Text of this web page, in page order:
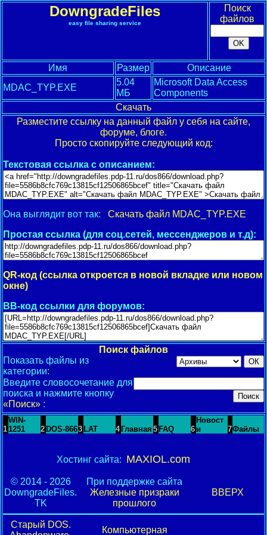
DowngradeFiles
easy file sharing service
Поиск
файлов
Имя Размер
Описание
MDAC_TYP.EXE
5.04
МБ
Microsoft Data Access
Components
Скачать
Разместите ссылку на данный файл у себя на сайте,
форуме, блоге.
Просто скопируйте следующий код:
Текстовая ссылка с описанием:
Она выглядит вот так: Скачать файл MDAC_TYP.EXE
Простая ссылка (для соц.сетей, мессенджеров и т.д):
QR-код (ссылка откроется в новой вкладке или новом
окне)
BB-код ссылки для форумов:
Поиск файлов
Показать файлы из
категории:
Введите словосочетание для
поиска и нажмите кнопку
«Поиск» :
1
WIN-
1251
2 DOS-8663 LAT 4 Главная 5 FAQ 6
Новост
и
7Файлы
Хостинг сайта: MAXIOL.com
© 2014 - 2026
DowngradeFiles.
TK
При поддержке сайта
Железные призраки
прошлого
ВВЕРХ
Старый DOS.
Компьютерная